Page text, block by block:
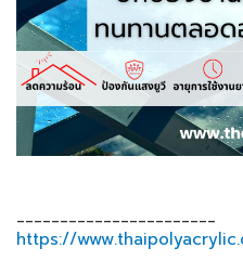
_______________________
https://